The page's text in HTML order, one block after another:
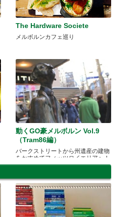
The Hardware Societe
メルボルンカフェ巡り
動くGO豪メルボルン Vol.9
（Tram86編）
バークストリートから州遺産の建物
をかすめてフィッツロイエリアへ！